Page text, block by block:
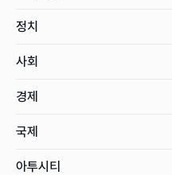
정치
사회
경제
국제
아투시티